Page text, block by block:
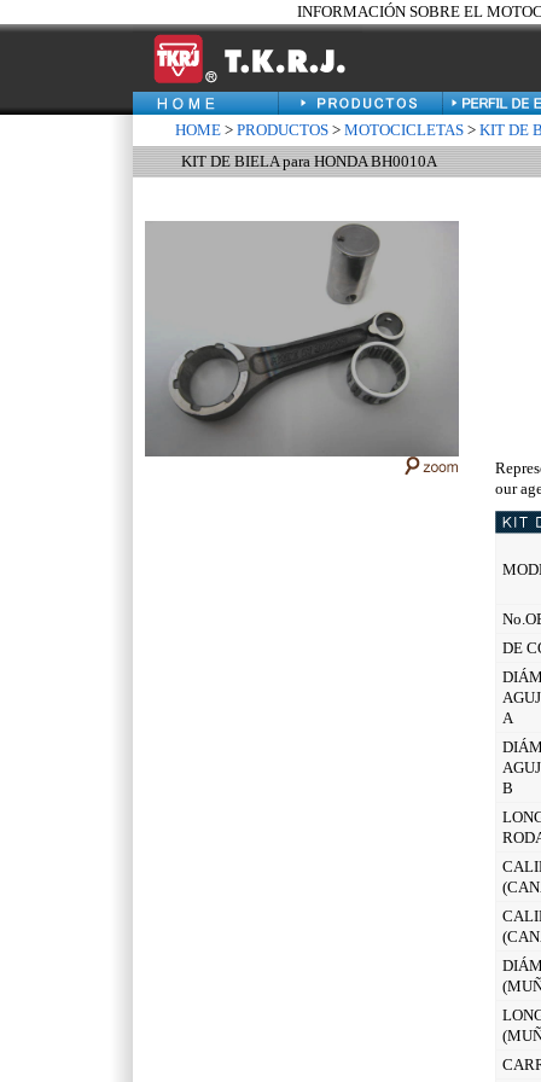
INFORMACIÓN SOBRE EL
HOME > PRODUCTOS > MOTOCICLETAS > KIT DE
KIT DE BIELA para HONDA BH0010A
our
DE
A
B